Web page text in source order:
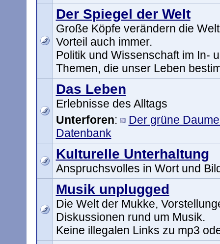
Der Spiegel der Welt
Große Köpfe verändern die
Vorteil auch immer.
Politik und Wissenschaft im In-
Themen, die unser Leben
Das Leben
Erlebnisse des Alltags
Unterforen:
Der grüne
Datenbank
Kulturelle Unterhaltung
Anspruchsvolles in Wort und
Musik unplugged
Die Welt der Mukke,
Diskussionen rund um Musik.
Keine illegalen Links zu mp3